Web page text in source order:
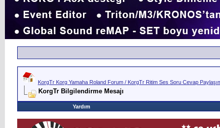
KorgTr Korg Yamaha Roland Forum / KorgTr Ritim Ses Soru Cevap
KorgTr Bilgilendirme Mesajı
Yardım